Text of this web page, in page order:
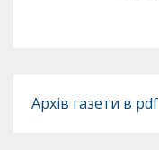
Архів газети в pdf